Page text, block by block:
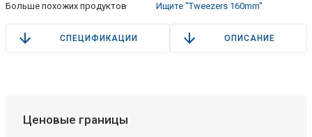
Больше похожих продуктов
Ищите "Tweezers 160mm"
СПЕЦИФИКАЦИИ ОПИСАНИЕ
Ценовые границы